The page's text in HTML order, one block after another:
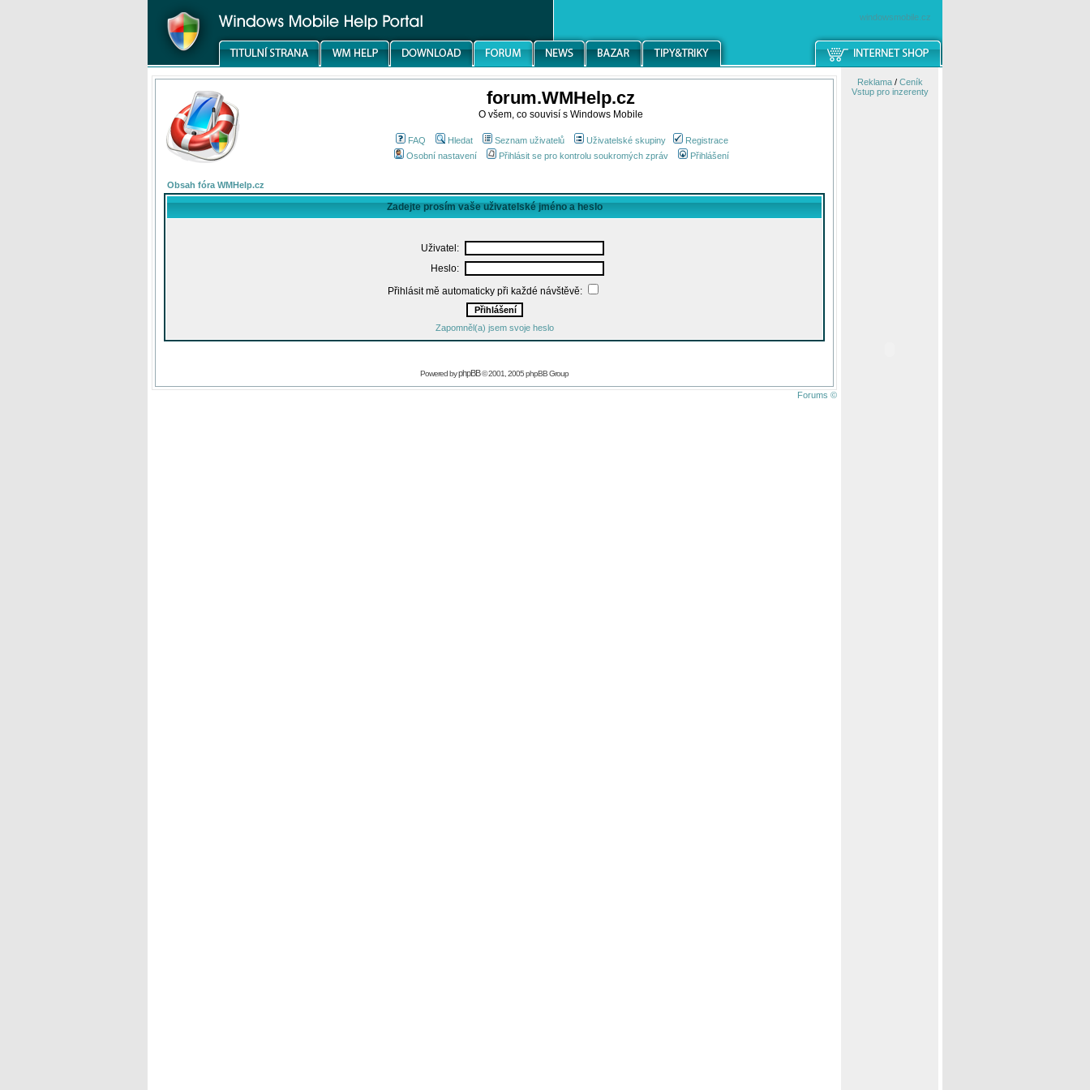
windowsmobile.cz
forum.WMHelp.cz
O všem, co souvisí s Windows Mobile
FAQ Hledat Seznam uživatelů Uživatelské skupiny
Registrace
Osobní nastavení
Přihlásit se pro kontrolu soukromých zpráv Přihlášení
Obsah fóra WMHelp.cz
Zadejte prosím vaše uživatelské jméno a heslo
Uživatel:
Heslo:
Přihlásit mě automaticky při každé návštěvě:
Zapomněl(a) jsem svoje heslo
Powered byphpBB© 2001, 2005 phpBB Group
Forums ©
Reklama/ Ceník
Vstup pro inzerenty